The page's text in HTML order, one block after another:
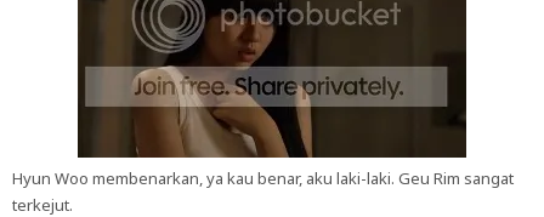
Hyun Woo membenarkan, ya kau benar, aku laki-laki. Geu Rim sangat
terkejut.